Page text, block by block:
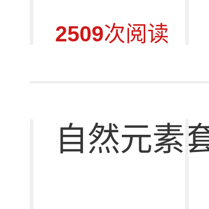
2509次阅读
自然元素